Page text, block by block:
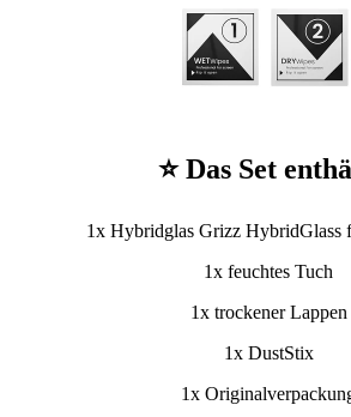
⭐ Das Set
1x Hybridglas Grizz HybridGlass
1x feuchtes Tuch
1x trockener Lappen
1x DustStix
1x